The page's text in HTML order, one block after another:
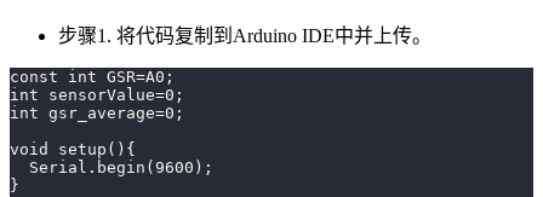
步骤1. 将代码复制到Arduino IDE中并上传。
const int GSR=A0;
int sensorValue=0;
int gsr_average=0;
void setup(){
  Serial.begin(9600);
}